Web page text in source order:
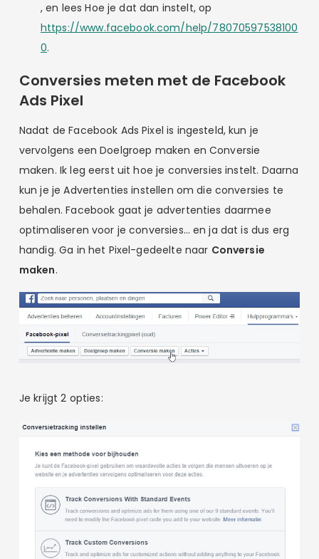
, en lees Hoe je dat dan instelt, op
https://www.facebook.com/help/78070597538100
0.
Conversies meten met de Facebook
Ads Pixel
Nadat de Facebook Ads Pixel is ingesteld, kun je
vervolgens een Doelgroep maken en Conversie
maken. Ik leg eerst uit hoe je conversies instelt. Daarna
kun je je Advertenties instellen om die conversies te
behalen. Facebook gaat je advertenties daarmee
optimaliseren voor je conversies… en ja dat is dus erg
handig. Ga in het Pixel-gedeelte naar Conversie
maken.
Je krijgt 2 opties: